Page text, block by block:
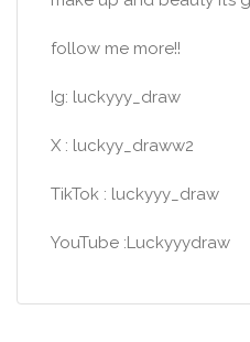
follow me more!!
Ig: luckyyy_draw
X : luckyy_draww2
TikTok : luckyyy_draw
YouTube :Luckyyydraw